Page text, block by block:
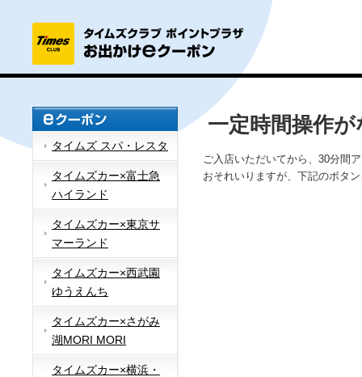
タイムズ スパ・レスタ
タイムズカー×富士急
ハイランド
タイムズカー×東京サ
マーランド
タイムズカー×西武園
ゆうえんち
タイムズカー×さがみ
湖MORI MORI
タイムズカー×横浜・
一定時間操作
ご入店いただいてから、30分間
おそれいりますが、下記のボタ